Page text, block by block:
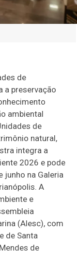
de
a preservação
ambiental
de
natural,
integra a
2026 e pode
junho na Galeria
A
e
(Alesc), com
de Santa
de